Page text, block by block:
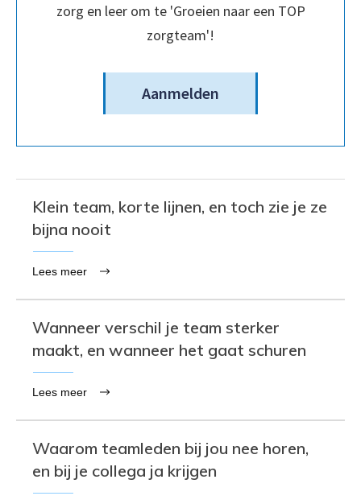
zorg en leer om te 'Groeien naar een TOP
zorgteam'!
Aanmelden
Klein team, korte lijnen, en toch zie je ze
bijna nooit
Lees meer
Wanneer verschil je team sterker
maakt, en wanneer het gaat schuren
Lees meer
Waarom teamleden bij jou nee horen,
en bij je collega ja krijgen